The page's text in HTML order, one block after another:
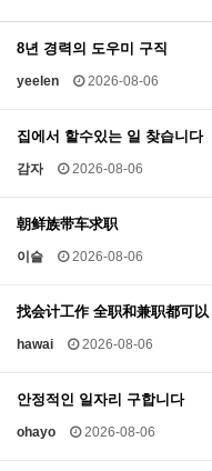
8년 경력의 도우미 구직
yeelen 2026-08-06
집에서 할수있는 일 찾습니다
감자 2026-08-06
朝鲜族带车求职
이슬 2026-08-06
找会计工作 全职和兼职都可以
hawai 2026-08-06
안정적인 일자리 구합니다
ohayo 2026-08-06